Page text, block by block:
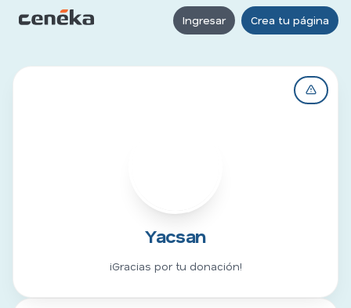
Ingresar Crea tu página
Yacsan
¡Gracias por tu donación!